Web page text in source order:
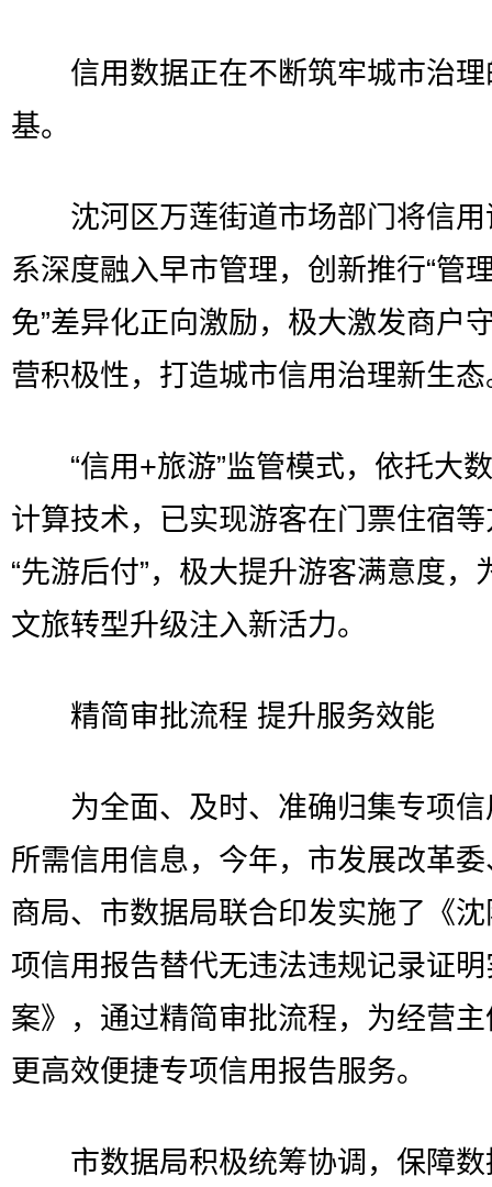
信用数据正在不断筑牢城市治理
基。
沈河区万莲街道市场部门将信用
系深度融入早市管理，创新推行“管
免”差异化正向激励，极大激发商户
营积极性，打造城市信用治理新生态
“信用+旅游”监管模式，依托大
计算技术，已实现游客在门票住宿
“先游后付”，极大提升游客满意度，
文旅转型升级注入新活力。
精简审批流程 提升服务效能
为全面、及时、准确归集专项信
所需信用信息，今年，市发展改革
商局、市数据局联合印发实施了《
项信用报告替代无违法违规记录证
案》，通过精简审批流程，为经营
更高效便捷专项信用报告服务。
市数据局积极统筹协调，保障数